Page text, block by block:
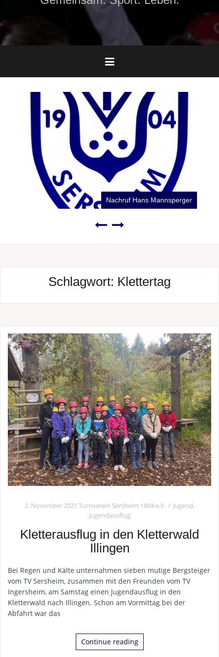
Nachruf Hans Mannsperger
Schlagwort: Klettertag
2. November 2021 Turnverein Sersheim 1904 e.V. Jugend,
Jugendausflug
Kletterausflug in den Kletterwald
Illingen
Bei Regen und Kälte unternahmen sieben mutige Bergsteiger
vom TV Sersheim, zusammen mit den Freunden vom TV
Ingersheim, am Samstag einen Jugendausflug in den
Kletterwald nach Illingen. Schon am Vormittag bei der
Abfahrt war das
Continue reading